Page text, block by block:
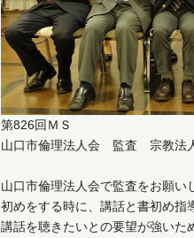
第826回ＭＳ
山口市倫理法人会 監査 宗教
山口市倫理法人会で監査をお願
初めをする時に、講話と書初め指
講話を聴きたいとの要望が強いた